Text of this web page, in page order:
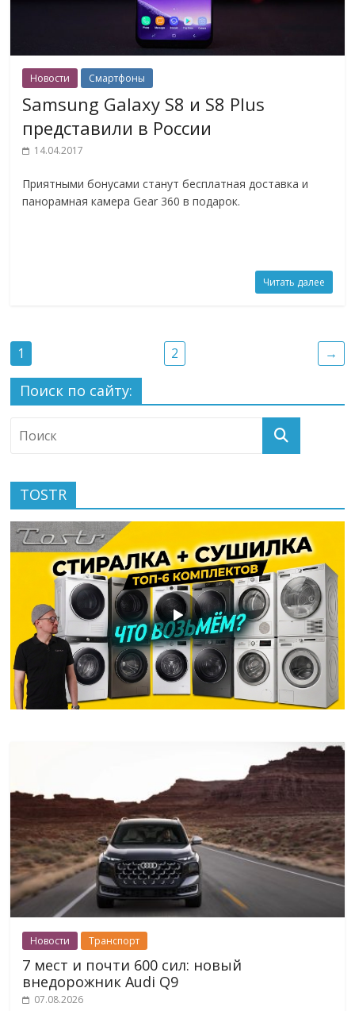
Новости Смартфоны
Samsung Galaxy S8 и S8 Plus
представили в России
14.04.2017
Приятными бонусами станут бесплатная доставка и
панорамная камера Gear 360 в подарок.
Читать далее
1 2 →
Поиск по сайту:
TOSTR
Новости Транспорт
7 мест и почти 600 сил: новый
внедорожник Audi Q9
07.08.2026